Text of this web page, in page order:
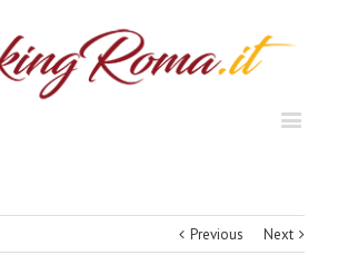
Previous Next